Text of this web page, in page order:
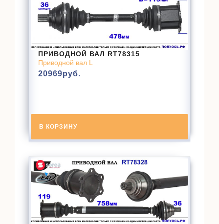
ПРИВОДНОЙ ВАЛ RT78315
Приводной вал L
20969руб.
В КОРЗИНУ